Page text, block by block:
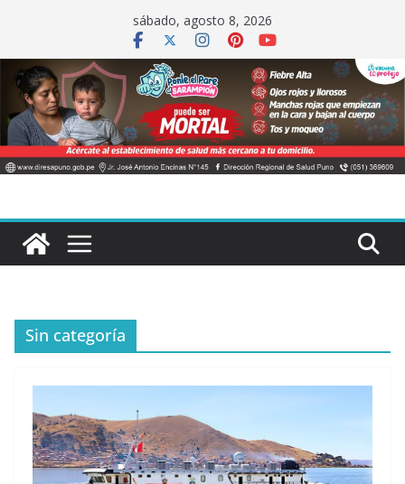
contenido
sábado, agosto 8, 2026
Sin categoría